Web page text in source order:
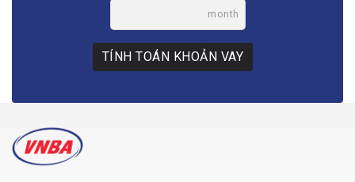
month
TÍNH TOÁN KHOẢN VAY